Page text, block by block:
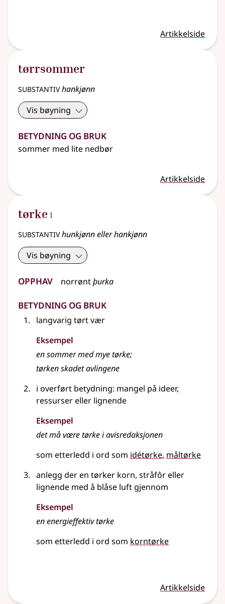
Artikkelside
tørrsommer
substantivhankjønn
Vis bøyning
Betydning og bruk
sommer med lite nedbør
Artikkelside
tørke 1
I
substantivhunkjønn eller hankjønn
Vis bøyning
Opphav norrøntþurka
Betydning og bruk
langvarig tørt vær
Eksempel
en sommer med mye tørke;
tørken skadet avlingene
i overført betydning: mangel på ideer,
ressurser eller lignende
Eksempel
det må være tørke i avisredaksjonen
som etterledd i ord som idétørke måltørke
anlegg der en tørker korn, stråfôr eller
lignende med å blåse luft gjennom
Eksempel
en energieffektiv tørke
som etterledd i ord som korntørke
Artikkelside